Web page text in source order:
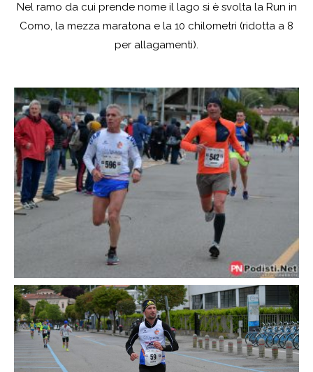
Nel ramo da cui prende nome il lago si è svolta la Run in
Como, la mezza maratona e la 10 chilometri (ridotta a 8
per allagamenti).